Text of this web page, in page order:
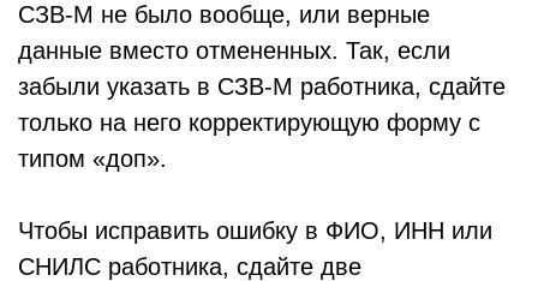
СЗВ-М не было вообще, или верные
данные вместо отмененных. Так, если
забыли указать в СЗВ-М работника, сдайте
только на него корректирующую форму с
типом «доп».
Чтобы исправить ошибку в ФИО, ИНН или
СНИЛС работника, сдайте две